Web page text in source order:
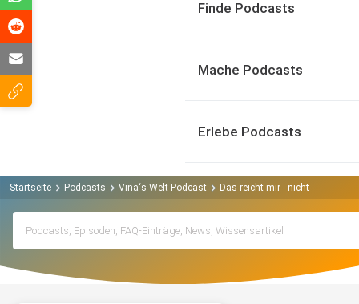
Finde Podcasts
Mache Podcasts
Erlebe Podcasts
Startseite Podcasts Vina‘s Welt Podcast Das reicht mir - nicht